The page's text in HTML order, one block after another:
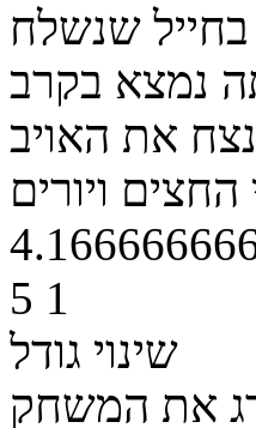
בחייל שנשלח
נמצא בקרב
את האויב
ויורים
5 1
שינוי גודל
את המשחק